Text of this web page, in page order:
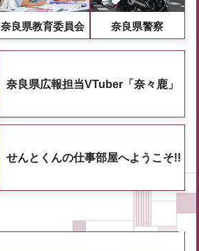
奈良県教育委員会 奈良県警察
奈良県広報担当VTuber「奈々鹿」
せんとくんの仕事部屋へようこそ!!